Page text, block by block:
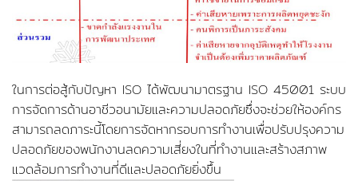
ในการต่อสู้กับปัญหา ISO ได้พัฒนามาตรฐาน ISO 45001 ระบบ
การจัดการด้านอาชีวอนามัยและความปลอดภัยซึ่งจะช่วยให้องค์กร
สามารถลดภาระนี้โดยการจัดหากรอบการทำงานเพื่อปรับปรุงความ
ปลอดภัยของพนักงานลดความเสี่ยงในที่ทำงานและสร้างสภาพ
แวดล้อมการทำงานที่ดีและปลอดภัยยิ่งขึ้น